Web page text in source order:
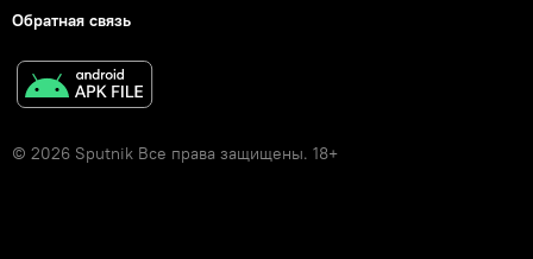
Обратная связь
© 2026 Sputnik Все права защищены. 18+